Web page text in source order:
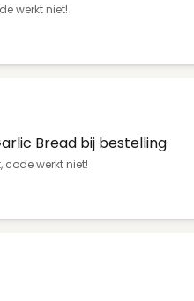
werkt niet!
Bread bij bestelling
code werkt niet!